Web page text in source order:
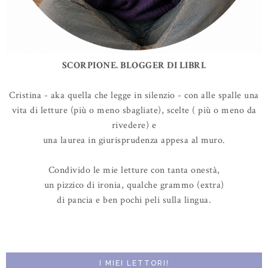
SCORPIONE. BLOGGER DI LIBRI.
Cristina - aka quella che legge in silenzio - con alle spalle una
vita di letture (più o meno sbagliate), scelte ( più o meno da
rivedere) e
una laurea in giurisprudenza appesa al muro.
Condivido le mie letture con tanta onestà,
un pizzico di ironia, qualche grammo (extra)
di pancia e ben pochi peli sulla lingua.
I MIEI LETTORI!